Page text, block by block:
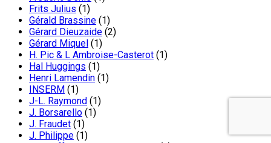
Frits Julius (1)
Gérald Brassine (1)
Gérard Dieuzaide (2)
Gérard Miquel (1)
H. Pic & L Ambroise-Casterot (1)
Hal Huggings (1)
Henri Lamendin (1)
INSERM (1)
J-L. Raymond (1)
J. Borsarello (1)
J. Fraudet (1)
J. Philippe (1)